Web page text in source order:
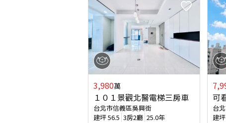
3,980萬
１０１景觀北醫電梯三房車
台北市信義區吳興街
建坪56.5 3房2廳 25.0年
可
台
建坪